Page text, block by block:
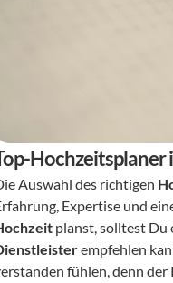
Hochzeitsplaner
Auswahl des richtigen
Expertise und
planst, solltest Du
empfehlen
fühlen, denn